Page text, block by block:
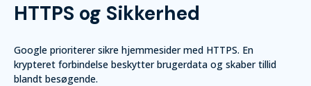
HTTPS og Sikkerhed
Google prioriterer sikre hjemmesider med HTTPS. En
krypteret forbindelse beskytter brugerdata og skaber tillid
blandt besøgende.